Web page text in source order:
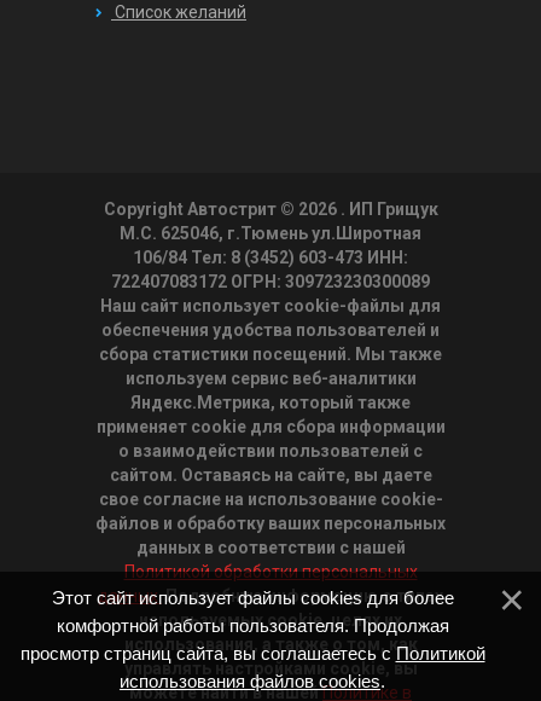
Список желаний
Copyright Автострит © 2026 . ИП Грищук
М.С. 625046, г.Тюмень ул.Широтная
106/84 Тел: 8 (3452) 603-473 ИНН:
722407083172 ОГРН: 309723230300089
Наш сайт использует cookie-файлы для
обеспечения удобства пользователей и
сбора статистики посещений. Мы также
используем сервис веб-аналитики
Яндекс.Метрика, который также
применяет cookie для сбора информации
о взаимодействии пользователей с
сайтом. Оставаясь на сайте, вы даете
свое согласие на использование cookie-
файлов и обработку ваших персональных
данных в соответствии с нашей
Политикой обработки персональных
данных.Подробную информацию о типах
используемых cookie, целях их
использования, а также о том, как
управлять настройками cookie, вы
можете найти в нашейПолитике в
Этот сайт использует файлы cookies для более
комфортной работы пользователя. Продолжая
просмотр страниц сайта, вы соглашаетесь сПолитикой
использования файлов cookies.